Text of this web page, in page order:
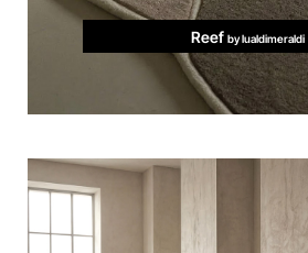
Reef by lualdimeraldi